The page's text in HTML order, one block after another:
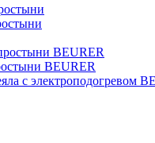
BEURER
BEURER
с электроподогревом